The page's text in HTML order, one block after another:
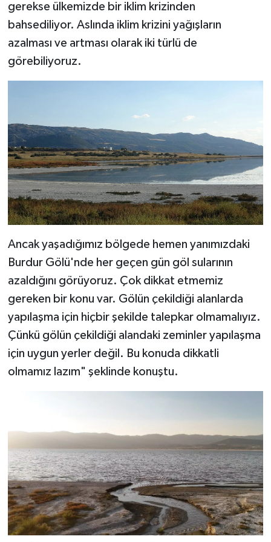
gerekse ülkemizde bir iklim krizinden
bahsediliyor. Aslında iklim krizini yağışların
azalması ve artması olarak iki türlü de
görebiliyoruz.
Ancak yaşadığımız bölgede hemen yanımızdaki
Burdur Gölü'nde her geçen gün göl sularının
azaldığını görüyoruz. Çok dikkat etmemiz
gereken bir konu var. Gölün çekildiği alanlarda
yapılaşma için hiçbir şekilde talepkar olmamalıyız.
Çünkü gölün çekildiği alandaki zeminler yapılaşma
için uygun yerler değil. Bu konuda dikkatli
olmamız lazım" şeklinde konuştu.